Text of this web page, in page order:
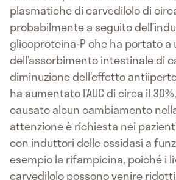
plasmatiche di carvedilolo di
probabilmente a seguito
glicoproteina-P che ha portato a
dell’assorbimento intestinale di
diminuzione dell’effetto
ha aumentato l’AUC di circa il
causato alcun cambiamento
attenzione è richiesta nei
con induttori delle ossidasi a
esempio la rifampicina, poiché i
carvedilolo possono venire